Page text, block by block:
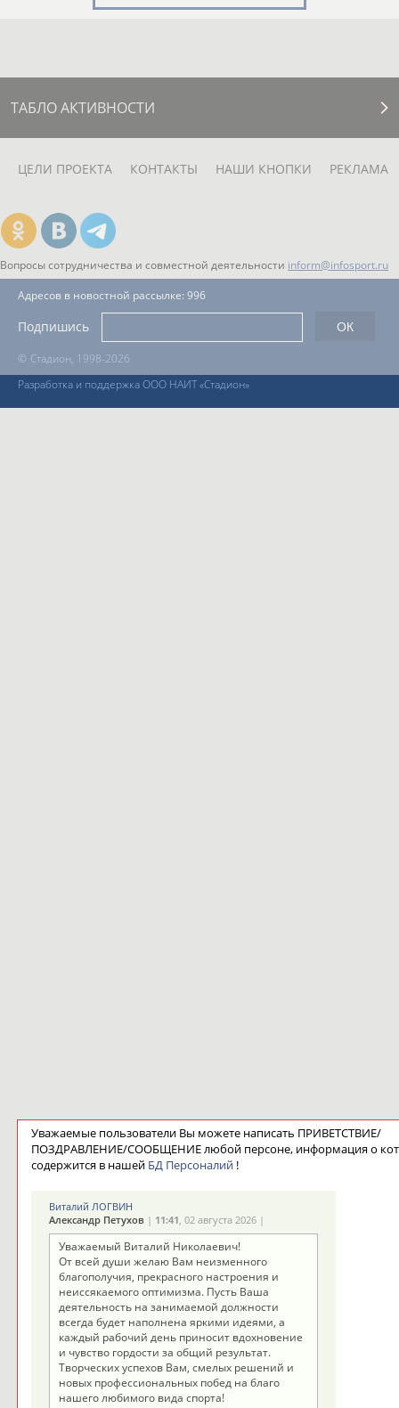
ТАБЛО АКТИВНОСТИ
ЦЕЛИ ПРОЕКТА КОНТАКТЫ НАШИ КНОПКИ РЕКЛАМА
Вопросы сотрудничества и совместной деятельности inform@infosport.ru
© Стадион, 1998-2026
Разработка и поддержка ООО НАИТ «Стадион»
Адресов в новостной рассылке: 996
Подпишись
Уважаемые пользователи Вы можете написать ПРИВЕТСТВИЕ/
ПОЗДРАВЛЕНИЕ/СООБЩЕНИЕ любой персоне, информация о
содержится в нашей БД Персоналий!
Виталий ЛОГВИН
Александр Петухов| 11:41, 02 августа 2026 |
Уважаемый Виталий Николаевич!
От всей души желаю Вам неизменного
благополучия, прекрасного настроения и
неиссякаемого оптимизма. Пусть Ваша
деятельность на занимаемой должности
всегда будет наполнена яркими идеями, а
каждый рабочий день приносит вдохновение
и чувство гордости за общий результат.
Творческих успехов Вам, смелых решений и
новых профессиональных побед на благо
нашего любимого вида спорта!